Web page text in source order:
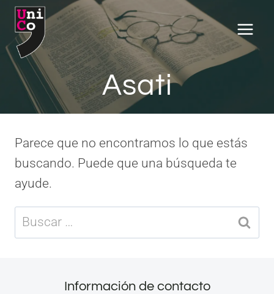
Saltar
contenido
Asati
Parece que no encontramos lo que estás
buscando. Puede que una búsqueda te
ayude.
Buscar:
Información de contacto